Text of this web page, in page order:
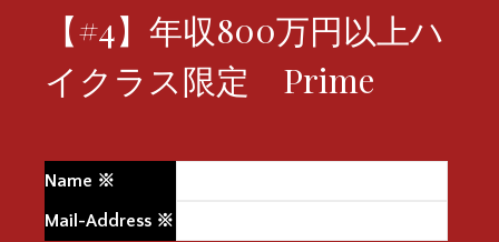
【#4】年収800万円以上ハ
イクラス限定 Prime
Name ※
Mail-Address ※